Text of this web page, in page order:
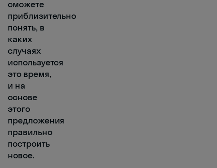
сможете
приблизительно
понять, в
каких
случаях
используется
это время,
и на
основе
этого
предложения
правильно
построить
новое.